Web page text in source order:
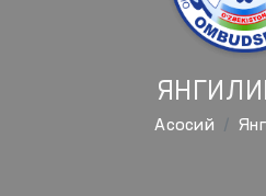
Aсосий